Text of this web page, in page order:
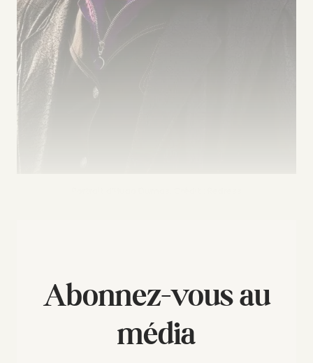
Abonnez-vous au
média